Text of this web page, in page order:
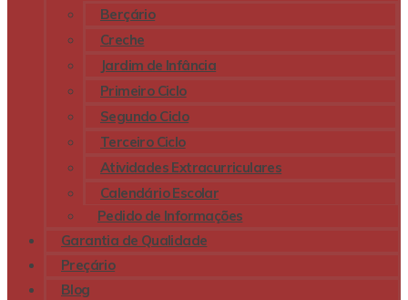
Berçário
Creche
Jardim de Infância
Primeiro Ciclo
Segundo Ciclo
Terceiro Ciclo
Atividades Extracurriculares
Calendário Escolar
Pedido de Informações
Garantia de Qualidade
Preçário
Blog